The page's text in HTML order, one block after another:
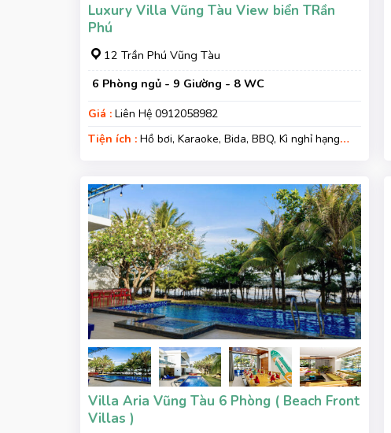
Luxury Villa Vũng Tàu View biển TRần
Phú
12 Trần Phú Vũng Tàu
6 Phòng ngủ - 9 Giường - 8 WC
Giá : Liên Hệ 0912058982
Tiện ích : Hồ bơi, Karaoke, Bida, BBQ, Kì nghỉ hạng
Villa Aria Vũng Tàu 6 Phòng ( Beach Front
Villas )